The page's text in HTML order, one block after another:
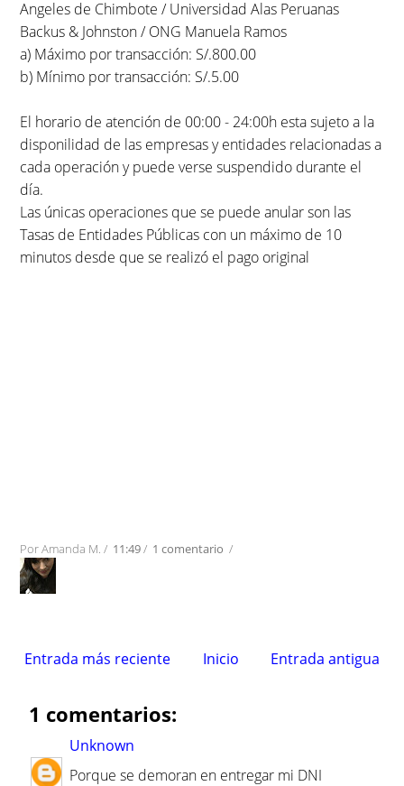
Angeles de Chimbote / Universidad Alas Peruanas
Backus & Johnston / ONG Manuela Ramos
a) Máximo por transacción: S/.800.00
b) Mínimo por transacción: S/.5.00
El horario de atención de 00:00 - 24:00h esta sujeto a la
disponilidad de las empresas y entidades relacionadas a
cada operación y puede verse suspendido durante el
día.
Las únicas operaciones que se puede anular son las
Tasas de Entidades Públicas con un máximo de 10
minutos desde que se realizó el pago original
PorAmanda M. / 11:49/ 1 comentario /
Entrada más reciente Entrada antigua
Inicio
1 comentarios:
Unknown
Porque se demoran en entregar mi DNI